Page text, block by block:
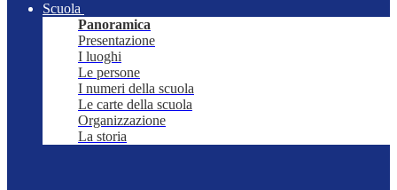
Scuola
Panoramica
Presentazione
I luoghi
Le persone
I numeri della scuola
Le carte della scuola
Organizzazione
La storia